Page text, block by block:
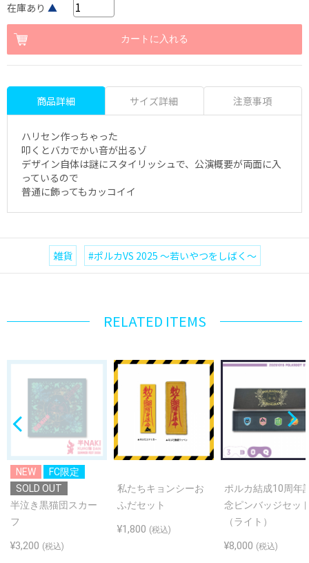
在庫あり ▲
商品詳細 サイズ詳細 注意事項
ハリセン作っちゃった
叩くとバカでかい音が出るゾ
デザイン自体は謎にスタイリッシュで、公演概要が両面に入
っているので
普通に飾ってもカッコイイ
雑貨 #ポルカVS 2025 ～若いやつをしばく～
RELATED ITEMS
NEW
FC限定
SOLD OUT
半泣き黒猫団スカー
フ
¥3,200 (税込)
私たちキョンシーお
ふだセット
¥1,800 (税込)
ポルカ結成10周年
念ピンバッジセッ
（ライト）
¥8,000 (税込)